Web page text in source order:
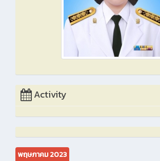
Activity
พฤษภาคม 2023